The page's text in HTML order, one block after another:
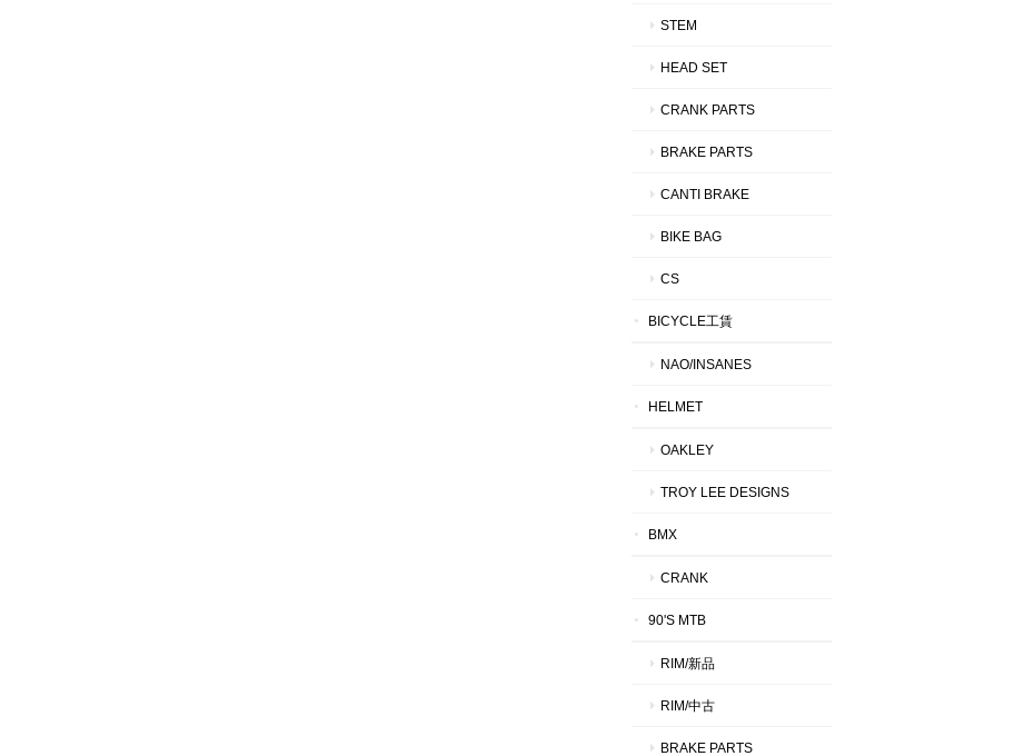
STEM
HEAD SET
CRANK PARTS
BRAKE PARTS
CANTI BRAKE
BIKE BAG
CS
BICYCLE工賃
NAO/INSANES
HELMET
OAKLEY
TROY LEE DESIGNS
BMX
CRANK
90'S MTB
RIM/新品
RIM/中古
BRAKE PARTS